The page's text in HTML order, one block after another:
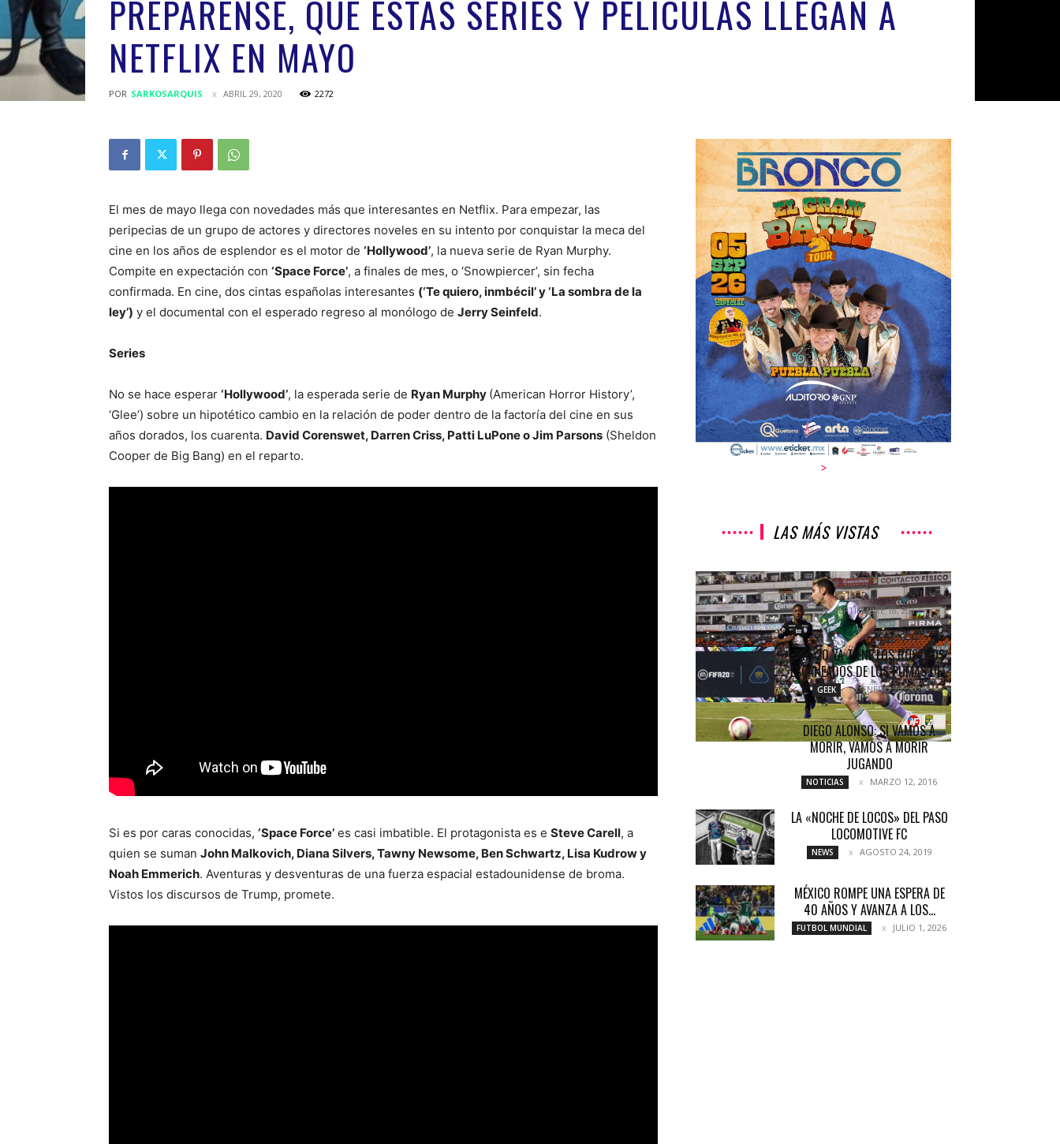
PREPÁRENSE, QUE ESTAS SERIES Y PELÍCULAS LLEGAN A
NETFLIX EN MAYO
POR SARKOSARQUIS ABRIL 29, 2020 2272
El mes de mayo llega con novedades más que interesantes en Netflix. Para empezar, las
peripecias de un grupo de actores y directores noveles en su intento por conquistar la meca del
cine en los años de esplendor es el motor de ‘Hollywood’, la nueva serie de Ryan Murphy.
Compite en expectación con ‘Space Force’, a finales de mes, o ‘Snowpiercer’, sin fecha
confirmada. En cine, dos cintas españolas interesantes (‘Te quiero, inmbécil’ y ‘La sombra de la
ley’) y el documental con el esperado regreso al monólogo de Jerry Seinfeld.
Series
No se hace esperar ‘Hollywood’, la esperada serie de Ryan Murphy (American Horror History’,
‘Glee’) sobre un hipotético cambio en la relación de poder dentro de la factoría del cine en sus
años dorados, los cuarenta. David Corenswet, Darren Criss, Patti LuPone o Jim Parsons (Sheldon
Cooper de Big Bang) en el reparto.
Si es por caras conocidas, ‘Space Force’ es casi imbatible. El protagonista es e Steve Carell, a
quien se suman John Malkovich, Diana Silvers, Tawny Newsome, Ben Schwartz, Lisa Kudrow y
Noah Emmerich. Aventuras y desventuras de una fuerza espacial estadounidense de broma.
Vistos los discursos de Trump, promete.
>
LAS MÁS VISTAS
A RITMO DE «MATADOR»
COLUMNETAS
SEPTIEMBRE 18, 2017
FIFA 20 YA TIENE LOS ROSTROS
ESCANEADOS DE LOS PUMAS DE...
GEEK ENERO 24, 2020
DIEGO ALONSO: SI VAMOS A
MORIR, VAMOS A MORIR
JUGANDO
NOTICIAS MARZO 12, 2016
LA «NOCHE DE LOCOS» DEL PASO
LOCOMOTIVE FC
NEWS AGOSTO 24, 2019
MÉXICO ROMPE UNA ESPERA DE
40 AÑOS Y AVANZA A LOS...
FUTBOL MUNDIAL JULIO 1, 2026